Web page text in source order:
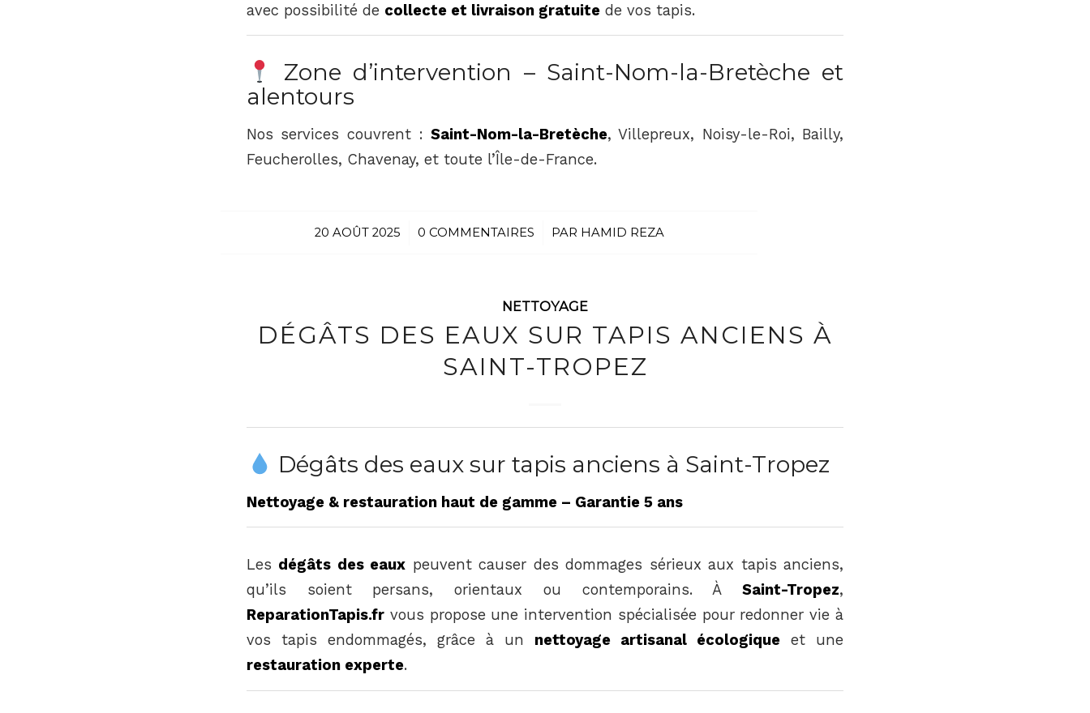
avec possibilité de collecte et livraison gratuite de vos tapis.
Zone d’intervention – Saint-Nom-la-Bretèche et
alentours
Nos services couvrent :Saint-Nom-la-Bretèche, Villepreux, Noisy-le-Roi, Bailly,
Feucherolles, Chavenay, et toute l’Île-de-France.
20 AOÛT 2025
/ 0 COMMENTAIRES
/ PAR HAMID REZA
NETTOYAGE
DÉGÂTS DES EAUX SUR TAPIS ANCIENS À
SAINT-TROPEZ
Dégâts des eaux sur tapis anciens à Saint-Tropez
Nettoyage & restauration haut de gamme – Garantie 5 ans
Les dégâts des eaux peuvent causer des dommages sérieux aux tapis anciens,
qu’ils soient persans, orientaux ou contemporains. À Saint-Tropez,
ReparationTapis.fr vous propose une intervention spécialisée pour redonner vie à
vos tapis endommagés, grâce à un nettoyage artisanal écologique et une
restauration experte.